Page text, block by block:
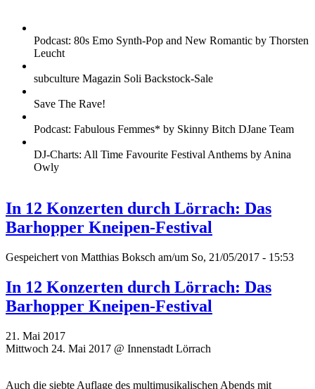
Podcast: 80s Emo Synth-Pop and New Romantic by Thorsten
Leucht
subculture Magazin Soli Backstock-Sale
Save The Rave!
Podcast: Fabulous Femmes* by Skinny Bitch DJane Team
DJ-Charts: All Time Favourite Festival Anthems by Anina
Owly
In 12 Konzerten durch Lörrach: Das
Barhopper Kneipen-Festival
Gespeichert von Matthias Boksch am/um So, 21/05/2017 - 15:53
In 12 Konzerten durch Lörrach: Das
Barhopper Kneipen-Festival
21. Mai 2017
Mittwoch 24. Mai 2017 @ Innenstadt Lörrach
Auch die siebte Auflage des multimusikalischen Abends mit